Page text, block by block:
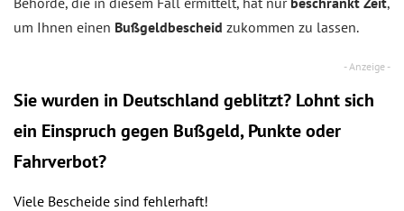
um Ihnen einen Bußgeldbescheid zukommen zu lassen.
Sie wurden in Deutschland geblitzt? Lohnt sich
ein Einspruch gegen Bußgeld, Punkte oder
Fahrverbot?
Viele Bescheide sind fehlerhaft!